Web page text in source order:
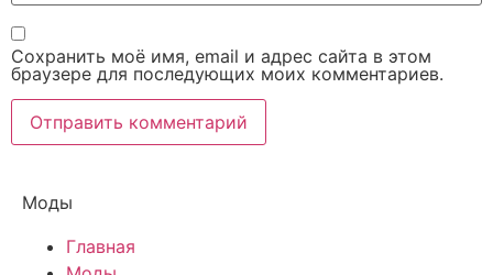
Сохранить моё имя, email и адрес сайта в этом
браузере для последующих моих комментариев.
Моды
Главная